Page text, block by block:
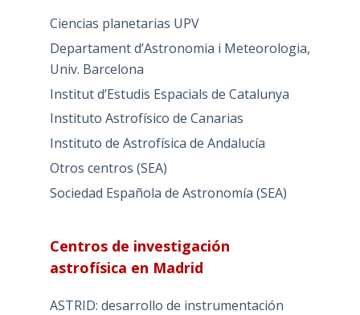
Ciencias planetarias UPV
Departament d’Astronomia i Meteorologia,
Univ. Barcelona
Institut d’Estudis Espacials de Catalunya
Instituto Astrofísico de Canarias
Instituto de Astrofísica de Andalucía
Otros centros (SEA)
Sociedad Española de Astronomía (SEA)
Centros de investigación
astrofísica en Madrid
ASTRID: desarrollo de instrumentación